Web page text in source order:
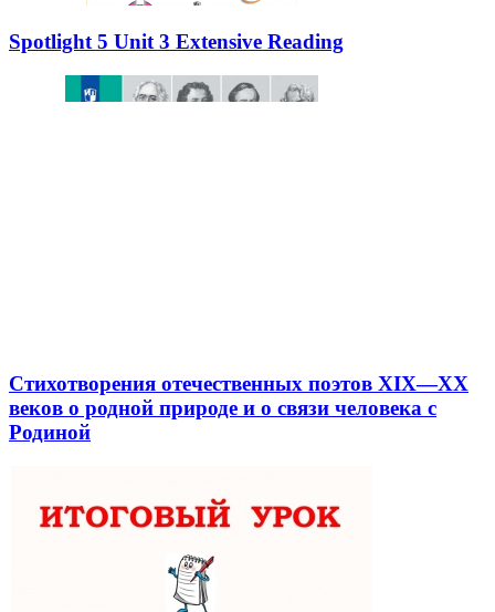
Spotlight 5 Unit 3 Extensive Reading
Стихотворения отечественных поэтов XIX—XX
веков о родной природе и о связи человека с
Родиной